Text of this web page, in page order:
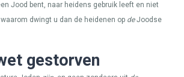
Jood bent, naar heidens gebruik leeft en niet
dwingt u dan de heidenen op deJoodse
gestorven